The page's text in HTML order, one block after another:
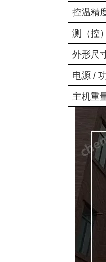
控温精
测（控
外形尺
电源/
主机重